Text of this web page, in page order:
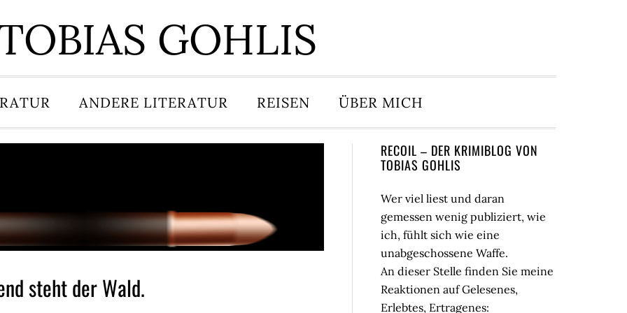
GOHLIS
ANDERE LITERATUR REISEN ÜBER MICH
steht der Wald.
Seitenspalte
RECOIL – DER KRIMIBLOG VON
TOBIAS GOHLIS
Wer viel liest und daran
gemessen wenig publiziert, wie
ich, fühlt sich wie eine
unabgeschossene Waffe.
An dieser Stelle finden Sie meine
Reaktionen auf Gelesenes,
Erlebtes, Ertragenes: